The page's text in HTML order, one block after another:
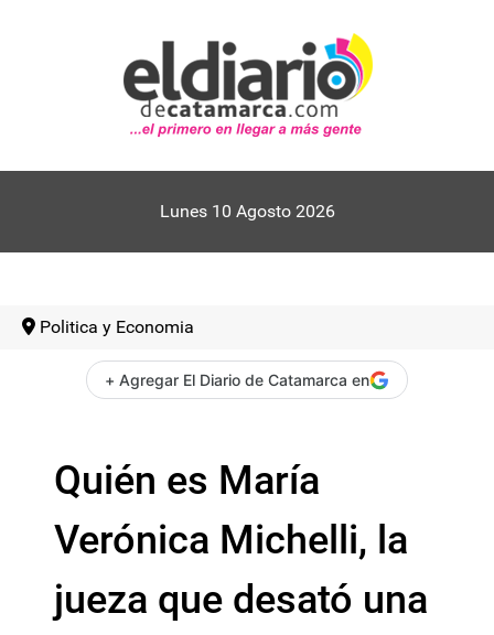
Lunes 10 Agosto 2026
Politica y Economia
+ Agregar El Diario de Catamarca en
Quién es María
Verónica Michelli, la
jueza que desató una